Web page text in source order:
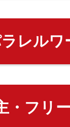
レルワ
・フリ